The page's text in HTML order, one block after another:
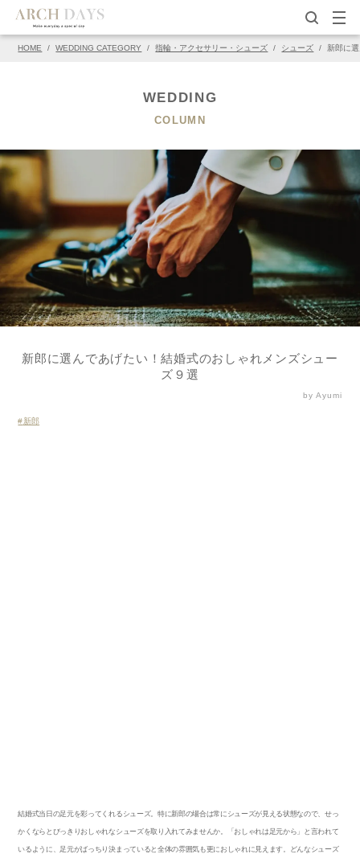
HOME / WEDDING CATEGORY / 指輪・アクセサリー・シューズ / シューズ / 新郎に
WEDDING
COLUMN
新郎に選んであげたい！結婚式のおしゃれメンズシュー
ズ９選
by Ayumi
新郎
結婚式当日の足元を彩ってくれるシューズ。特に新郎の場合は常にシューズが見える状態なので、せっ
かくならとびっきりおしゃれなシューズを取り入れてみませんか。「おしゃれは足元から」と言われて
いるように、足元がばっちり決まっていると全体の雰囲気も更におしゃれに見えます。どんなシューズ
▽この写真の元ページ